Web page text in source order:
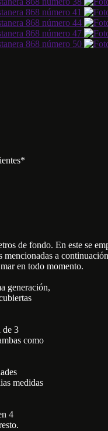
de fondo. En este se
a
en todo momento.
generación,
de 3
como
medidas
4